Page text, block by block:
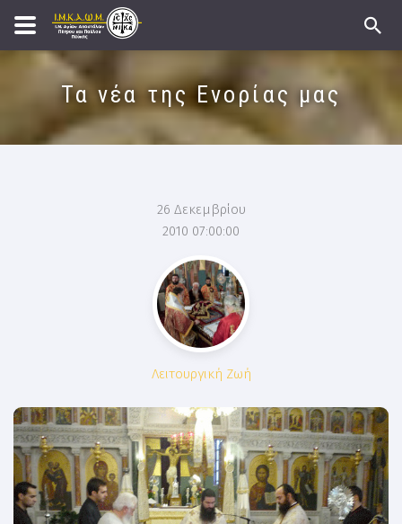
Τα νέα της Ενορίας μας
26 Δεκεμβρίου
2010 07:00:00
Λειτουργική Ζωή